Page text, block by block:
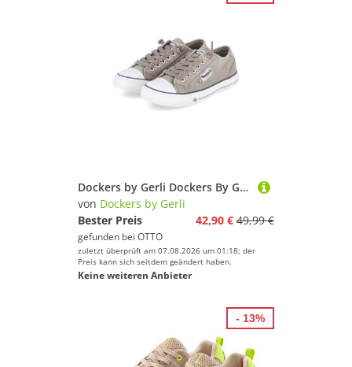
Dockers by Gerli Dockers By Gerli 42VE201790430 Damen Textil taupe Schnürschuh
von Dockers by Gerli
Bester Preis
42,90 € 49,99 €
gefunden bei OTTO
zuletzt überprüft am 07.08.2026 um 01:18; der
Preis kann sich seitdem geändert haben.
Keine weiteren Anbieter
- 13%